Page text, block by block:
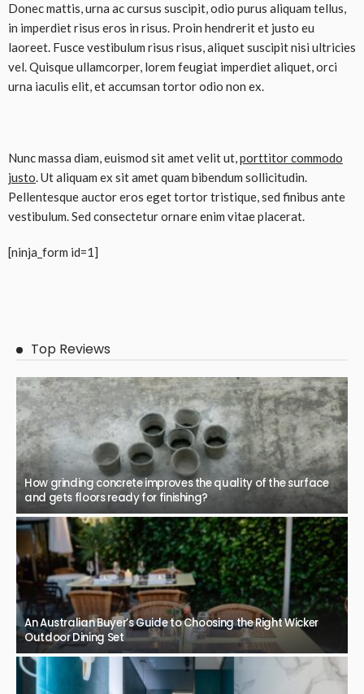
Donec mattis, urna ac cursus suscipit, odio purus aliquam tellus,
in imperdiet risus eros in risus. Proin hendrerit et justo eu
laoreet. Fusce vestibulum risus risus, aliquet suscipit nisi ultricies
vel. Quisque ullamcorper, lorem feugiat imperdiet aliquet, orci
urna iaculis elit, et accumsan tortor odio non ex.
Nunc massa diam, euismod sit amet velit ut,porttitor commodo
justo. Ut aliquam ex sit amet quam bibendum sollicitudin.
Pellentesque auctor eros eget tortor tristique, sed finibus ante
vestibulum. Sed consectetur ornare enim vitae placerat.
[ninja_form id=1]
Top Reviews
How grinding concrete improves the quality of the surface
and gets floors ready for finishing?
An Australian Buyer’s Guide to Choosing the Right Wicker
Outdoor Dining Set